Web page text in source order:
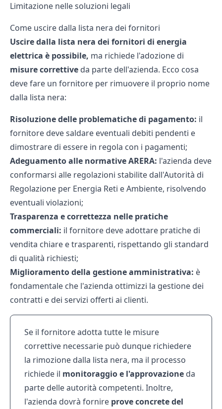
Limitazione nelle soluzioni legali
Come uscire dalla lista nera dei fornitori
Uscire dalla lista nera dei fornitori di energia
elettrica è possibile, ma richiede l'adozione di
misure correttive da parte dell'azienda. Ecco cosa
deve fare un fornitore per rimuovere il proprio nome
dalla lista nera:
Risoluzione delle problematiche di pagamento: il
fornitore deve saldare eventuali debiti pendenti e
dimostrare di essere in regola con i pagamenti;
Adeguamento alle normative ARERA: l'azienda deve
conformarsi alle regolazioni stabilite dall'Autorità di
Regolazione per Energia Reti e Ambiente, risolvendo
eventuali violazioni;
Trasparenza e correttezza nelle pratiche
commerciali: il fornitore deve adottare pratiche di
vendita chiare e trasparenti, rispettando gli standard
di qualità richiesti;
Miglioramento della gestione amministrativa: è
fondamentale che l'azienda ottimizzi la gestione dei
contratti e dei servizi offerti ai clienti.
Se il fornitore adotta tutte le misure
correttive necessarie può dunque richiedere
la rimozione dalla lista nera, ma il processo
richiede il monitoraggio e l'approvazione da
parte delle autorità competenti. Inoltre,
l'azienda dovrà fornire prove concrete del